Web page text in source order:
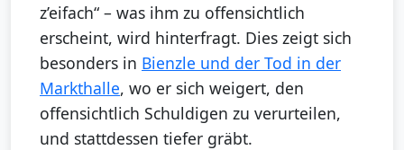
z’eifach“ – was ihm zu offensichtlich
erscheint, wird hinterfragt. Dies zeigt sich
besonders in Bienzle und der Tod in der
Markthalle, wo er sich weigert, den
offensichtlich Schuldigen zu verurteilen,
und stattdessen tiefer gräbt.